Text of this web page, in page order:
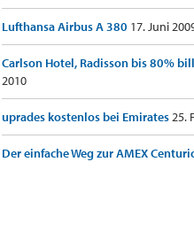
Lufthansa Airbus A 380 17. Juni
Carlson Hotel, Radisson bis 80%
2010
uprades kostenlos bei Emirates25.
Der einfache Weg zur AMEX